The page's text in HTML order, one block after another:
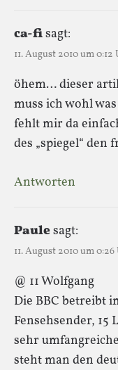
ca-fisagt:
11. August 2010 um 0:12
öhem… dieser
muss ich wohl
fehlt mir da
des „spiegel“
Antworten
Paulesagt:
11. August 2010 um 0:26
@ 11 Wolfgang
Die BBC betreibt
Fensehsender,
sehr
steht man den